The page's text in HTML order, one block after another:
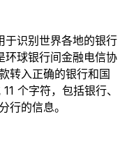
识别世界各地的银行
球银行间金融电信协
转入正确的银行和国
个字符，包括银行、
行的信息。